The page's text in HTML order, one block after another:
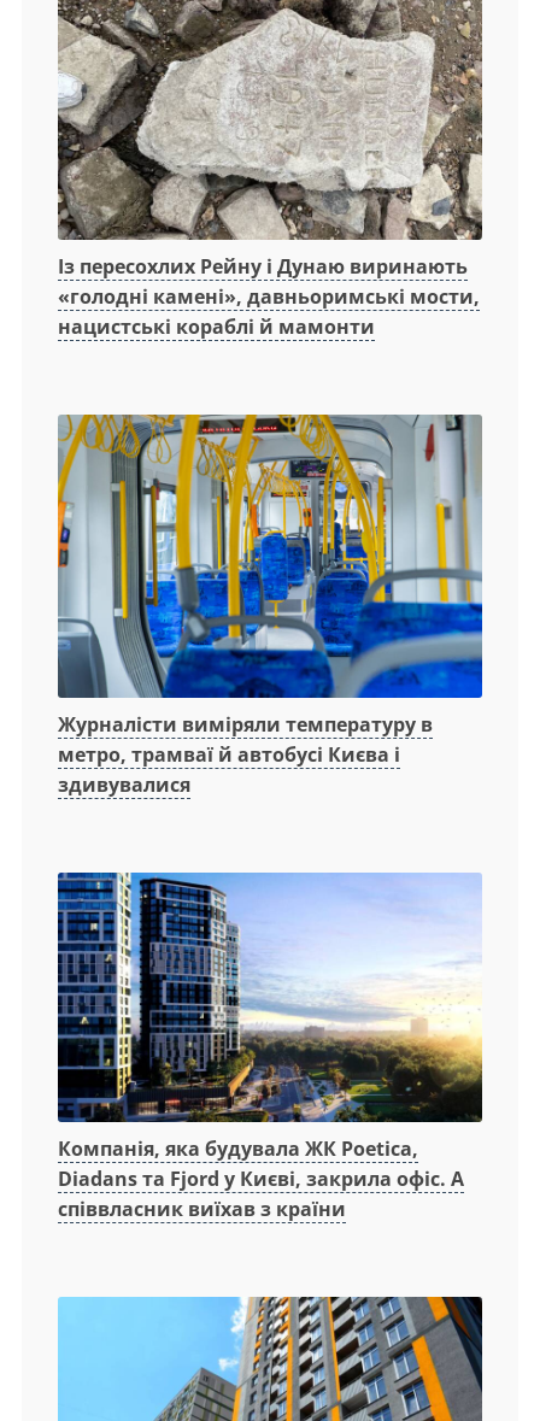
Із пересохлих Рейну і Дунаю виринають
«голодні камені», давньоримські мости,
нацистські кораблі й мамонти
Журналісти виміряли температуру в
метро, трамваї й автобусі Києва і
здивувалися
Компанія, яка будувала ЖК Poetica,
Diadans та Fjord у Києві, закрила офіс. А
співвласник виїхав з країни